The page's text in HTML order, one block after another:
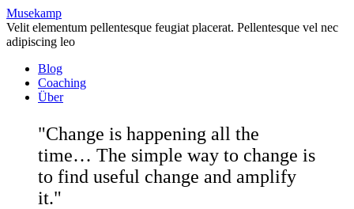
Musekamp
Velit elementum pellentesque feugiat placerat. Pellentesque vel nec
adipiscing leo
Blog
Coaching
Über
"Change is happening all the
time… The simple way to change is
to find useful change and amplify
it."